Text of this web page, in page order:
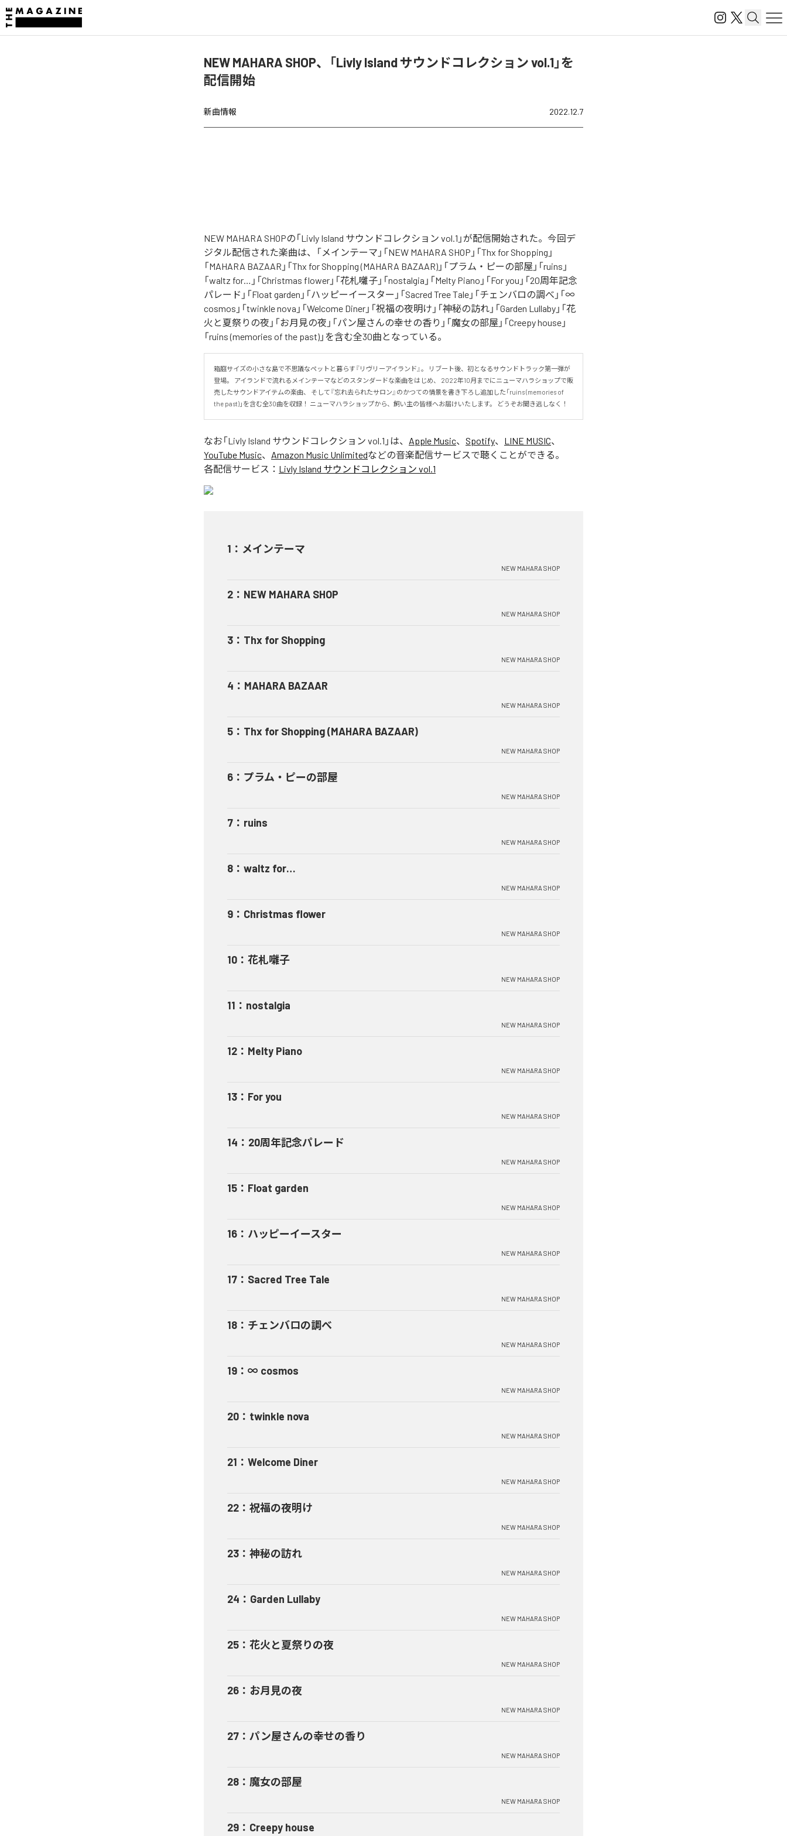
NEW MAHARA SHOP、「Livly Island サウンドコレクション vol.1」を
配信開始
新曲情報 2022.12.7
NEW MAHARA SHOPの「Livly Island サウンドコレクション vol.1」が配信開始された。今回デ
ジタル配信された楽曲は、「メインテーマ」「NEW MAHARA SHOP」「Thx for Shopping」
「MAHARA BAZAAR」「Thx for Shopping (MAHARA BAZAAR)」「プラム・ピーの部屋」「ruins」
「waltz for…」「Christmas flower」「花札囃子」「nostalgia」「Melty Piano」「For you」「20周年記念
パレード」「Float garden」「ハッピーイースター」「Sacred Tree Tale」「チェンバロの調べ」「∞
cosmos」「twinkle nova」「Welcome Diner」「祝福の夜明け」「神秘の訪れ」「Garden Lullaby」「花
火と夏祭りの夜」「お月見の夜」「パン屋さんの幸せの香り」「魔女の部屋」「Creepy house」
「ruins (memories of the past)」を含む全30曲となっている。
箱庭サイズの小さな島で不思議なペットと暮らす『リヴリーアイランド』。 リブート後、初となるサウンドトラック第一弾が
登場。 アイランドで流れるメインテーマなどのスタンダードな楽曲をはじめ、 2022年10月までにニューマハラショップで販
売したサウンドアイテムの楽曲、 そして『忘れ去られたサロン』のかつての情景を書き下ろし追加した「ruins (memories of
the past)」を含む全30曲を収録！ ニューマハラショップから、飼い主の皆様へお届けいたします。 どうぞお聞き逃しなく！
なお「Livly Island サウンドコレクション vol.1 」は、 Apple Music、 Spotify、 LINE MUSIC、
YouTube Music、 Amazon Music Unlimitedなどの音楽配信サービスで聴くことができる。
各配信サービス： Livly Island サウンドコレクション vol.1
1 ： メインテーマ
NEW MAHARA SHOP
2 ： NEW MAHARA SHOP
NEW MAHARA SHOP
3 ： Thx for Shopping
NEW MAHARA SHOP
4 ： MAHARA BAZAAR
NEW MAHARA SHOP
5 ： Thx for Shopping (MAHARA BAZAAR)
NEW MAHARA SHOP
6 ： プラム・ピーの部屋
NEW MAHARA SHOP
7 ： ruins
NEW MAHARA SHOP
8 ： waltz for…
NEW MAHARA SHOP
9 ： Christmas flower
NEW MAHARA SHOP
10 ： 花札囃子
NEW MAHARA SHOP
11 ： nostalgia
NEW MAHARA SHOP
12 ： Melty Piano
NEW MAHARA SHOP
13 ： For you
NEW MAHARA SHOP
14 ： 20周年記念パレード
NEW MAHARA SHOP
15 ： Float garden
NEW MAHARA SHOP
16 ： ハッピーイースター
NEW MAHARA SHOP
17 ： Sacred Tree Tale
NEW MAHARA SHOP
18 ： チェンバロの調べ
NEW MAHARA SHOP
19 ： ∞ cosmos
NEW MAHARA SHOP
20 ： twinkle nova
NEW MAHARA SHOP
21 ： Welcome Diner
NEW MAHARA SHOP
22 ： 祝福の夜明け
NEW MAHARA SHOP
23 ： 神秘の訪れ
NEW MAHARA SHOP
24 ： Garden Lullaby
NEW MAHARA SHOP
25 ： 花火と夏祭りの夜
NEW MAHARA SHOP
26 ： お月見の夜
NEW MAHARA SHOP
27 ： パン屋さんの幸せの香り
NEW MAHARA SHOP
28 ： 魔女の部屋
NEW MAHARA SHOP
29 ： Creepy house